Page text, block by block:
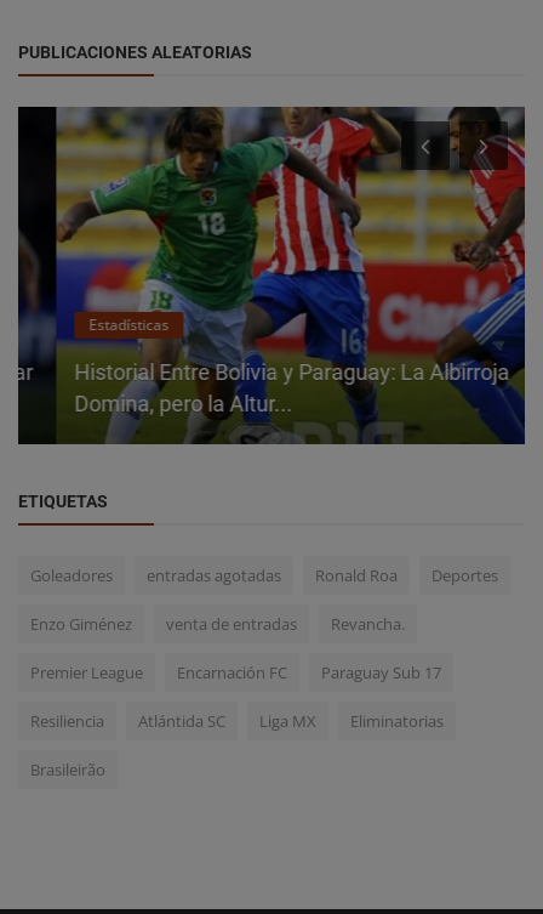
PUBLICACIONES ALEATORIAS
Estadísticas
Historial Entre Bolivia y Paraguay: La Albirroja
Domina, pero la Altur...
ETIQUETAS
Goleadores entradas agotadas Ronald Roa Deportes
Enzo Giménez venta de entradas Revancha.
Premier League Encarnación FC Paraguay Sub 17
Resiliencia Atlántida SC Liga MX Eliminatorias
Brasileirão